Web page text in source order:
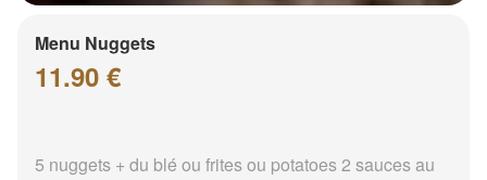
Menu Nuggets
11.90 €
5 nuggets + du blé ou frites ou potatoes 2 sauces au